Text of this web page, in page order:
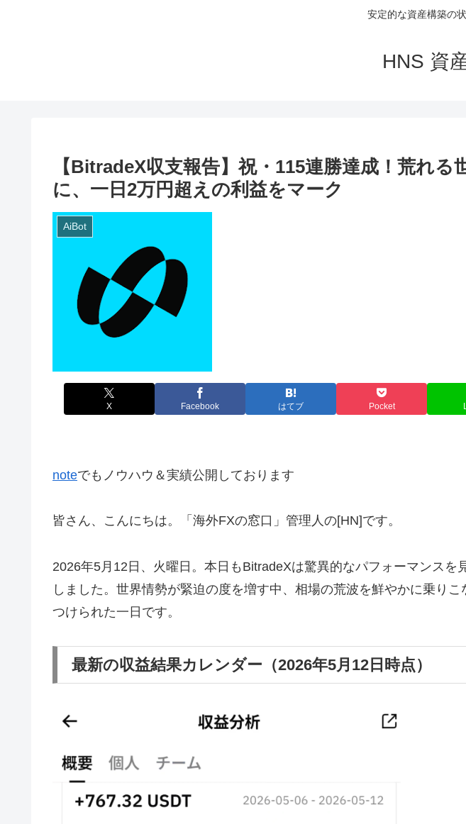
安定的な資産構築の
HNS 資
【BitradeX収支報告】祝・115連勝達成！荒れる
に、一日2万円超えの利益をマーク
AiBot
X Facebook はてブ Pocket
noteでもノウハウ＆実績公開しております
皆さん、こんにちは。「海外FXの窓口」管理人の[HN]です。
2026年5月12日、火曜日。本日もBitradeXは驚異的なパフォーマンスを
しました。世界情勢が緊迫の度を増す中、相場の荒波を鮮やかに乗り
つけられた一日です。
最新の収益結果カレンダー（2026年5月12日時点）